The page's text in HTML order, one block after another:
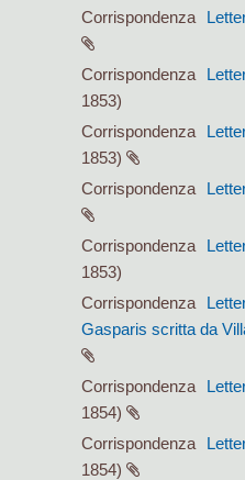
Corrispondenza
Corrispondenza
1853)
Corrispondenza
1853)
Corrispondenza
Corrispondenza
1853)
Corrispondenza
Gasparis scritta da
Corrispondenza
1854)
Corrispondenza
1854)